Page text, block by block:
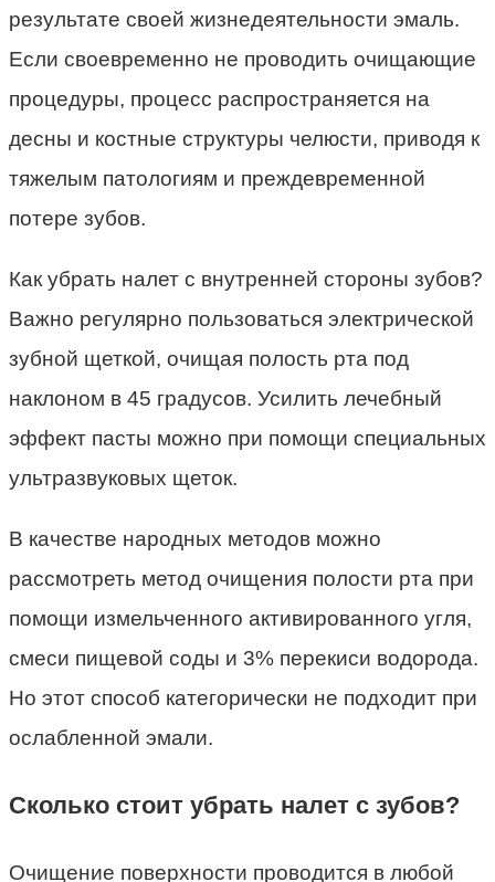
результате своей жизнедеятельности эмаль.
Если своевременно не проводить очищающие
процедуры, процесс распространяется на
десны и костные структуры челюсти, приводя к
тяжелым патологиям и преждевременной
потере зубов.
Как убрать налет с внутренней стороны зубов?
Важно регулярно пользоваться электрической
зубной щеткой, очищая полость рта под
наклоном в 45 градусов. Усилить лечебный
эффект пасты можно при помощи специальных
ультразвуковых щеток.
В качестве народных методов можно
рассмотреть метод очищения полости рта при
помощи измельченного активированного угля,
смеси пищевой соды и 3% перекиси водорода.
Но этот способ категорически не подходит при
ослабленной эмали.
Сколько стоит убрать налет с зубов?
Очищение поверхности проводится в любой